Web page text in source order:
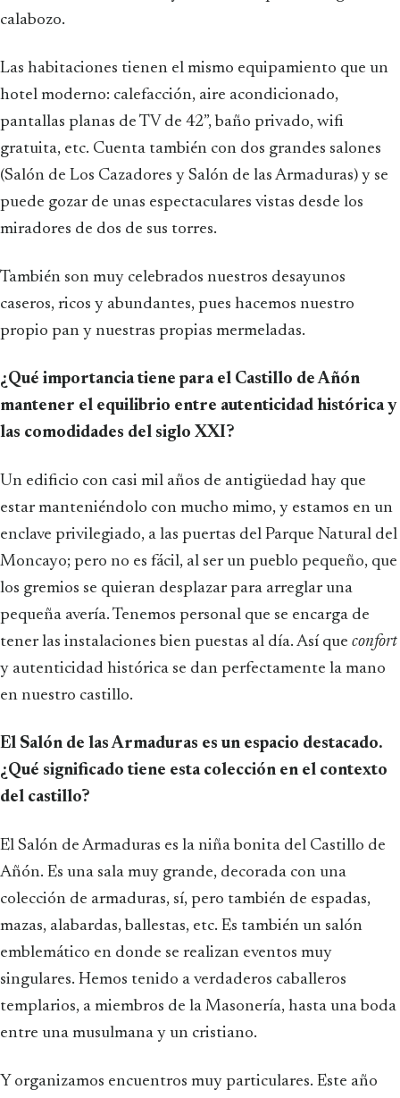
calabozo.
Las habitaciones tienen el mismo equipamiento que un
hotel moderno: calefacción, aire acondicionado,
pantallas planas de TV de 42”, baño privado, wifi
gratuita, etc. Cuenta también con dos grandes salones
(Salón de Los Cazadores y Salón de las Armaduras) y se
puede gozar de unas espectaculares vistas desde los
miradores de dos de sus torres.
También son muy celebrados nuestros desayunos
caseros, ricos y abundantes, pues hacemos nuestro
propio pan y nuestras propias mermeladas.
¿Qué importancia tiene para el Castillo de Añón
mantener el equilibrio entre autenticidad histórica y
las comodidades del siglo XXI?
Un edificio con casi mil años de antigüedad hay que
estar manteniéndolo con mucho mimo, y estamos en un
enclave privilegiado, a las puertas del Parque Natural del
Moncayo; pero no es fácil, al ser un pueblo pequeño, que
los gremios se quieran desplazar para arreglar una
pequeña avería. Tenemos personal que se encarga de
tener las instalaciones bien puestas al día. Así que confort
y autenticidad histórica se dan perfectamente la mano
en nuestro castillo.
El Salón de las Armaduras es un espacio destacado.
¿Qué significado tiene esta colección en el contexto
del castillo?
El Salón de Armaduras es la niña bonita del Castillo de
Añón. Es una sala muy grande, decorada con una
colección de armaduras, sí, pero también de espadas,
mazas, alabardas, ballestas, etc. Es también un salón
emblemático en donde se realizan eventos muy
singulares. Hemos tenido a verdaderos caballeros
templarios, a miembros de la Masonería, hasta una boda
entre una musulmana y un cristiano.
Y organizamos encuentros muy particulares. Este año